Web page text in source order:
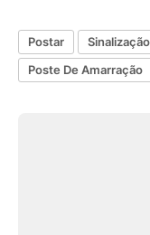
Postar Sinalização
Poste De Amarração